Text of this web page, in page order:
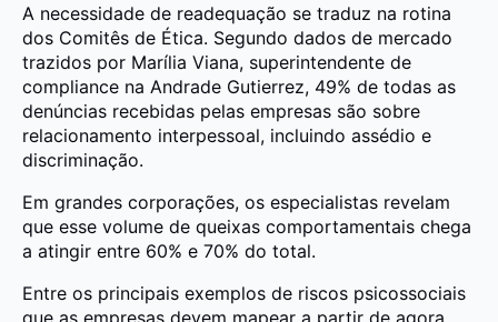
A necessidade de readequação se traduz na rotina
dos Comitês de Ética. Segundo dados de mercado
trazidos por Marília Viana, superintendente de
compliance na Andrade Gutierrez, 49% de todas as
denúncias recebidas pelas empresas são sobre
relacionamento interpessoal, incluindo assédio e
discriminação.
Em grandes corporações, os especialistas revelam
que esse volume de queixas comportamentais chega
a atingir entre 60% e 70% do total.
Entre os principais exemplos de riscos psicossociais
que as empresas devem mapear a partir de agora